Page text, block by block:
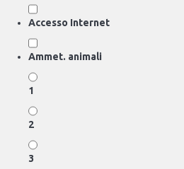
Accesso Internet
Ammet. animali
1
2
3